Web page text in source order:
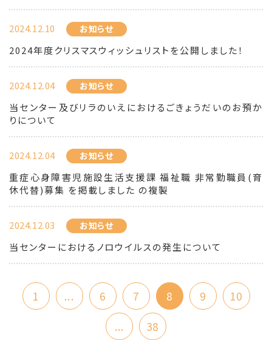
2024.12.10 お知らせ
2024年度クリスマスウィッシュリストを公開しました！
2024.12.04 お知らせ
当センター及びリラのいえにおけるごきょうだいのお預か
りについて
2024.12.04 お知らせ
重症心身障害児施設生活支援課 福祉職 非常勤職員(育
休代替)募集 を掲載しました の複製
2024.12.03 お知らせ
当センターにおけるノロウイルスの発生について
1 ... 6 7 8 9
10
...
38